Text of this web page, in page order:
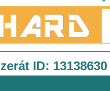
ID: 13138630